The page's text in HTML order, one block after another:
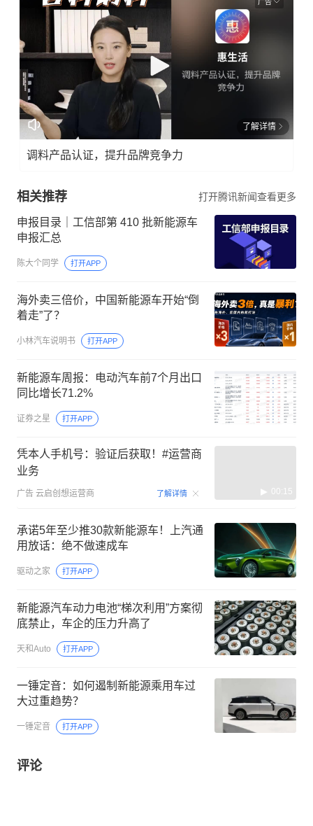
了解详情
调料产品认证，提升品牌竞争力
相关推荐 打开腾讯新闻查看更多
申报目录｜工信部第 410 批新能源车
申报汇总
陈大个同学 打开APP
海外卖三倍价，中国新能源车开始“倒
着走”了？
小林汽车说明书 打开APP
新能源车周报：电动汽车前7个月出口
同比增长71.2%
证券之星 打开APP
凭本人手机号：验证后获取！#运营商
业务
广告 云启创想运营商 了解详情 00:15
承诺5年至少推30款新能源车！上汽通
用放话：绝不做速成车
驱动之家 打开APP
新能源汽车动力电池“梯次利用”方案彻
底禁止，车企的压力升高了
天和Auto 打开APP
一锤定音：如何遏制新能源乘用车过
大过重趋势？
一锤定音 打开APP
评论